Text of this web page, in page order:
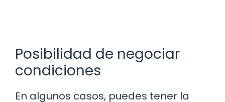
Posibilidad de negociar
condiciones
En algunos casos, puedes tener la